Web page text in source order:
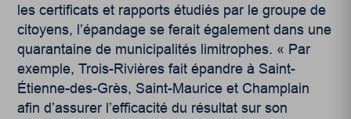
les certificats et rapports étudiés par le groupe de
citoyens, l’épandage se ferait également dans une
quarantaine de municipalités limitrophes. « Par
exemple, Trois-Rivières fait épandre à Saint-
Étienne-des-Grès, Saint-Maurice et Champlain
afin d’assurer l’efficacité du résultat sur son